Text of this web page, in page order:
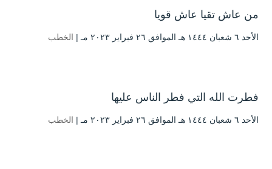
من عاش تقيا عاش قويا
الأحد ٦ شعبان ۱٤٤٤ هـ الموافق ۲٦ فبراير ۲۰۲۳ مـ | الخطب
فطرت الله التي فطر الناس عليها
الأحد ٦ شعبان ۱٤٤٤ هـ الموافق ۲٦ فبراير ۲۰۲۳ مـ | الخطب